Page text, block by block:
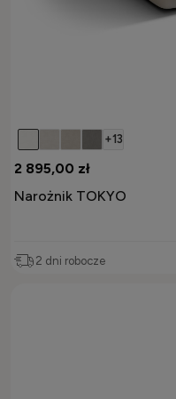
+13
2 895,00 zł
Narożnik TOKYO
2 dni robocze